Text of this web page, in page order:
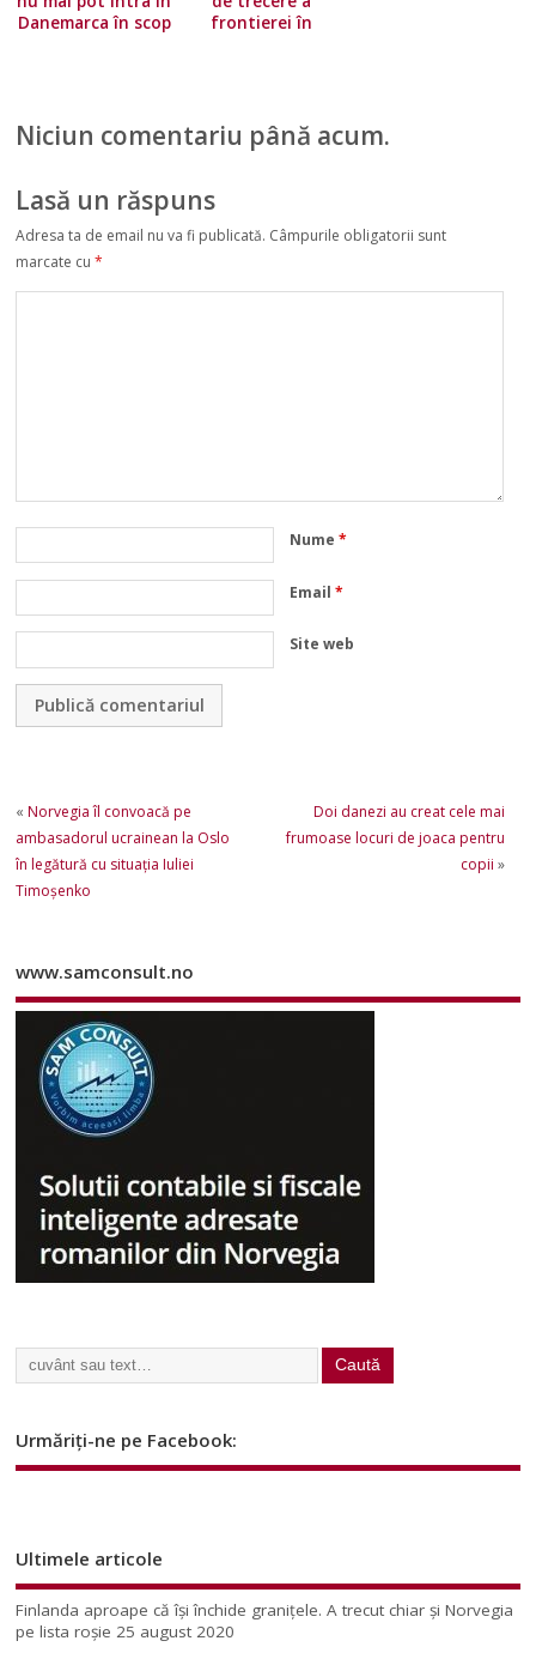
Danemarca în scop
frontierei în
Niciun comentariu până acum.
Lasă un răspuns
Adresa ta de email nu va fi publicată. Câmpurile obligatorii sunt
marcate cu*
Nume*
Email*
Site web
«Norvegia îl convoacă pe
ambasadorul ucrainean la Oslo
în legătură cu situaţia Iuliei
Timoşenko
Doi danezi au creat cele mai
frumoase locuri de joaca pentru
copii »
www.samconsult.no
Urmăriți-ne pe Facebook:
Ultimele articole
Finlanda aproape că își închide granițele. A trecut chiar și Norvegia
pe lista roșie 25 august 2020